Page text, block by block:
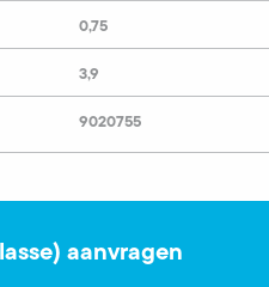
0,75
3,9
9020755
aanvragen